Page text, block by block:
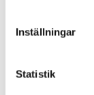
Inställningar
Statistik
På